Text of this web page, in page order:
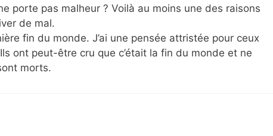
porte pas malheur ? Voilà au moins une des raisons
de mal.
fin du monde. J’ai une pensée attristée pour ceux
ont peut-être cru que c’était la fin du monde et ne
morts.